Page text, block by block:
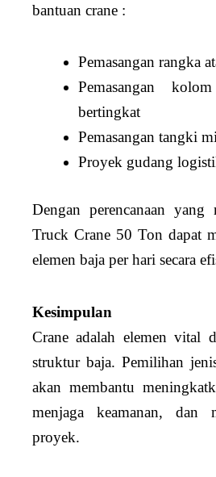
bantuan crane :
Pemasangan rangka
Pemasangan
bertingkat
Pemasangan tangki
Proyek gudang
Dengan perencanaan
Truck Crane 50 Ton dapat
elemen baja per hari secara
Kesimpulan
Crane adalah elemen vital
struktur baja. Pemilihan
akan membantu
menjaga keamanan, dan
proyek.